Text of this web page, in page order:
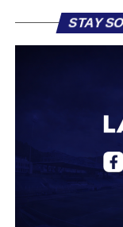
«Ο Α.Ο.
περσινή σεζόν
Στο παρελθόν
κατέγραψε 10
επίσης σε Εθνικό
STAY